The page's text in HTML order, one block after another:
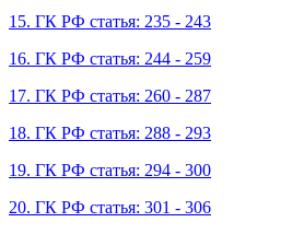
15. ГК РФ статья: 235 - 243
16. ГК РФ статья: 244 - 259
17. ГК РФ статья: 260 - 287
18. ГК РФ статья: 288 - 293
19. ГК РФ статья: 294 - 300
20. ГК РФ статья: 301 - 306